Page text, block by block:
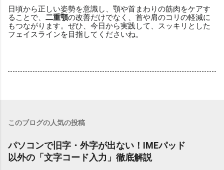
日頃から正しい姿勢を意識し、顎や首まわりの筋肉をケアす
ることで、 二重顎の改善だけでなく、首や肩のコリの軽減に
もつながります。ぜひ、今日から実践して、スッキリとした
フェイスラインを目指してくださいね。
このブログの人気の投稿
パソコンで旧字・外字が出ない！IMEパッド
以外の「文字コード入力」徹底解説